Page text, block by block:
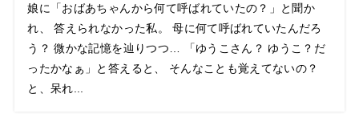
娘に「おばあちゃんから何て呼ばれていたの？」と聞か
れ、 答えられなかった私。 母に何て呼ばれていたんだろ
う？ 微かな記憶を辿りつつ… 「ゆうこさん？ ゆうこ？だ
ったかなぁ」と答えると、 そんなことも覚えてないの？
と、呆れ...